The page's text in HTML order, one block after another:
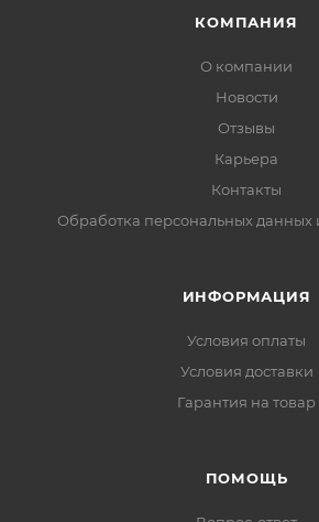
КОМПАНИЯ
О компании
Новости
Отзывы
Карьера
Контакты
Обработка персональных данных
ИНФОРМАЦИЯ
Условия оплаты
Условия доставки
Гарантия на товар
ПОМОЩЬ